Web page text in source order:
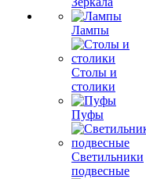
Лампы
Столы и
столики
Пуфы
Светильники
подвесные